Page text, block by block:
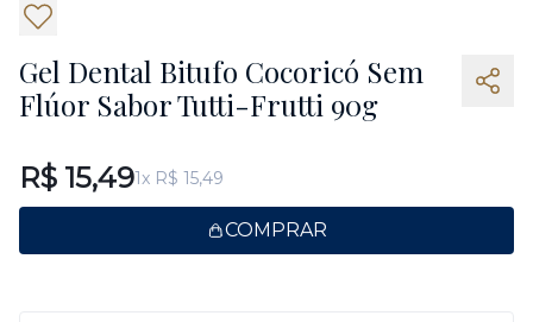
Gel Dental Bitufo Cocoricó Sem
Flúor Sabor Tutti-Frutti 90g
R$ 15,491x R$ 15,49
COMPRAR